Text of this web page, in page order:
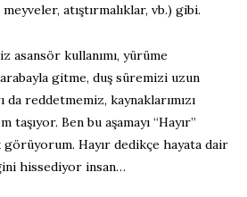
atıştırmalıklar, vb.) gibi.
asansör kullanımı, yürüme
gitme, duş süremizi uzun
reddetmemiz, kaynaklarımızı
taşıyor. Ben bu aşamayı “Hayır”
görüyorum. Hayır dedikçe hayata dair
hissediyor insan…